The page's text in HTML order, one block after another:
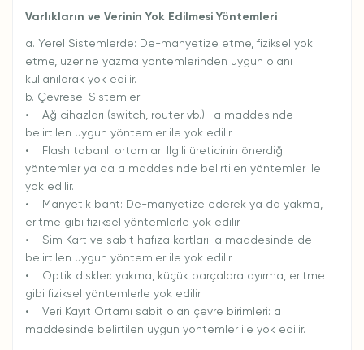
Varlıkların ve Verinin Yok Edilmesi Yöntemleri
a. Yerel Sistemlerde: De-manyetize etme, fiziksel yok
etme, üzerine yazma yöntemlerinden uygun olanı
kullanılarak yok edilir.
b. Çevresel Sistemler:
• Ağ cihazları (switch, router vb.): a maddesinde
belirtilen uygun yöntemler ile yok edilir.
• Flash tabanlı ortamlar: İlgili üreticinin önerdiği
yöntemler ya da a maddesinde belirtilen yöntemler ile
yok edilir.
• Manyetik bant: De-manyetize ederek ya da yakma,
eritme gibi fiziksel yöntemlerle yok edilir.
• Sim Kart ve sabit hafıza kartları: a maddesinde de
belirtilen uygun yöntemler ile yok edilir.
• Optik diskler: yakma, küçük parçalara ayırma, eritme
gibi fiziksel yöntemlerle yok edilir.
• Veri Kayıt Ortamı sabit olan çevre birimleri: a
maddesinde belirtilen uygun yöntemler ile yok edilir.